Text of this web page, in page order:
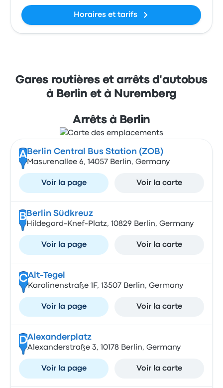
Horaires et tarifs
Gares routières et arrêts d'autobus
à Berlin et à Nuremberg
Arrêts à Berlin
A Berlin Central Bus Station (ZOB)
Masurenallee 6, 14057 Berlin, Germany
Voir la page Voir la carte
B Berlin Südkreuz
Hildegard-Knef-Platz, 10829 Berlin, Germany
Voir la page Voir la carte
CAlt-Tegel
Karolinenstraße 1F, 13507 Berlin, Germany
Voir la page Voir la carte
DAlexanderplatz
Alexanderstraße 3, 10178 Berlin, Germany
Voir la page Voir la carte